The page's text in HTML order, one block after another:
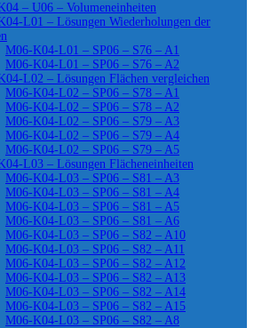
– U06 – Volumeneinheiten
L01 – Lösungen Wiederholungen der
M06-K04-L01 – SP06 – S76 – A1
M06-K04-L01 – SP06 – S76 – A2
L02 – Lösungen Flächen vergleichen
M06-K04-L02 – SP06 – S78 – A1
M06-K04-L02 – SP06 – S78 – A2
M06-K04-L02 – SP06 – S79 – A3
M06-K04-L02 – SP06 – S79 – A4
M06-K04-L02 – SP06 – S79 – A5
L03 – Lösungen Flächeneinheiten
M06-K04-L03 – SP06 – S81 – A3
M06-K04-L03 – SP06 – S81 – A4
M06-K04-L03 – SP06 – S81 – A5
M06-K04-L03 – SP06 – S81 – A6
M06-K04-L03 – SP06 – S82 – A10
M06-K04-L03 – SP06 – S82 – A11
M06-K04-L03 – SP06 – S82 – A12
M06-K04-L03 – SP06 – S82 – A13
M06-K04-L03 – SP06 – S82 – A14
M06-K04-L03 – SP06 – S82 – A15
M06-K04-L03 – SP06 – S82 – A8